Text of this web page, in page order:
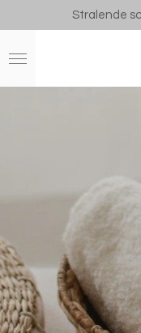
direct
naar
hoofdinhoud
Stralende